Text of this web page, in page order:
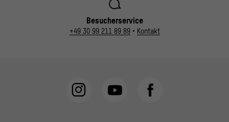
Besucherservice
+49 30 99 211 89 89• Kontakt